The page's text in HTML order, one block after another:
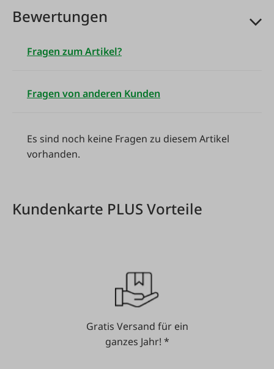
Vakuumbeutel erforderlich!
Bewertungen
Fragen zum Artikel?
Fragen von anderen Kunden
Es sind noch keine Fragen zu diesem Artikel
vorhanden.
Kundenkarte PLUS Vorteile
Gratis Versand für ein
ganzes Jahr! *